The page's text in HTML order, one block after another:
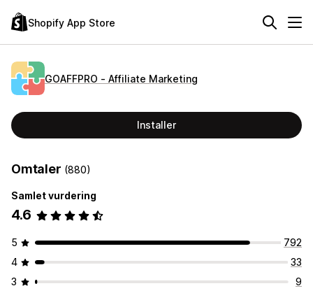
Shopify App Store
GOAFFPRO ‑ Affiliate Marketing
Installer
Omtaler (880)
Samlet vurdering
4.6
5
792
4
33
3
9